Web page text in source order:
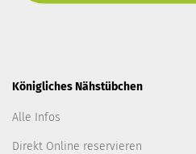
Königliches Nähstübchen
Alle Infos
Direkt Online reservieren